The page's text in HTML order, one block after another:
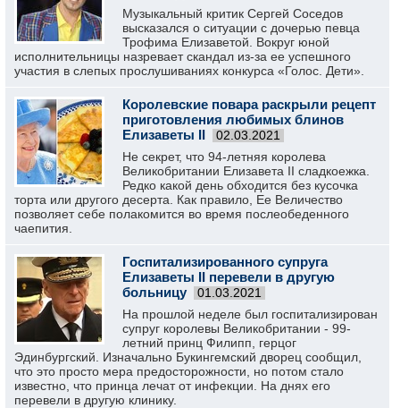
Музыкальный критик Сергей Соседов
высказался о ситуации с дочерью певца
Трофима Елизаветой. Вокруг юной
исполнительницы назревает скандал из-за ее успешного
участия в слепых прослушиваниях конкурса «Голос. Дети».
Королевские повара раскрыли рецепт
приготовления любимых блинов
Елизаветы II
02.03.2021
Не секрет, что 94-летняя королева
Великобритании Елизавета II сладкоежка.
Редко какой день обходится без кусочка
торта или другого десерта. Как правило, Ее Величество
позволяет себе полакомится во время послеобеденного
чаепития.
Госпитализированного супруга
Елизаветы II перевели в другую
больницу
01.03.2021
На прошлой неделе был госпитализирован
супруг королевы Великобритании - 99-
летний принц Филипп, герцог
Эдинбургский. Изначально Букингемский дворец сообщил,
что это просто мера предосторожности, но потом стало
известно, что принца лечат от инфекции. На днях его
перевели в другую клинику.